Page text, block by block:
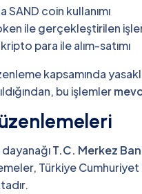
coin kullanımı
ile gerçekleştirilen
para ile alım-satımı
kapsamında
bu işlemler
dayanağıT.C. Merkez
Türkiye Cumhuriyet